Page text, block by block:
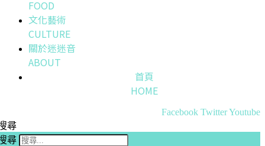
FOOD
文化藝術
CULTURE
關於迷迷音
ABOUT
首頁
HOME
Facebook TwitterYoutube
尋
尋